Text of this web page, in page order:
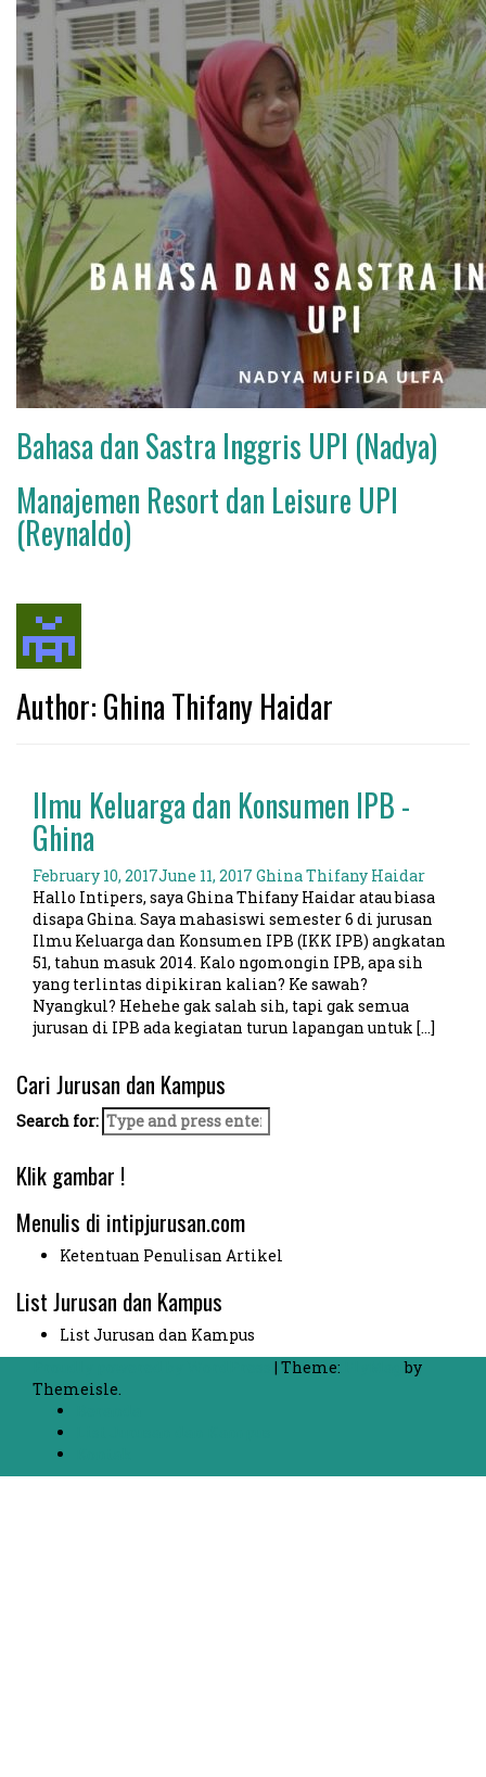
Bahasa dan Sastra Inggris UPI (Nadya)
Manajemen Resort dan Leisure UPI
(Reynaldo)
Author:Ghina Thifany Haidar
Ilmu Keluarga dan Konsumen IPB -
Ghina
February 10, 2017June 11, 2017 Ghina Thifany Haidar
Hallo Intipers, saya Ghina Thifany Haidar atau biasa
disapa Ghina. Saya mahasiswi semester 6 di jurusan
Ilmu Keluarga dan Konsumen IPB (IKK IPB) angkatan
51, tahun masuk 2014. Kalo ngomongin IPB, apa sih
yang terlintas dipikiran kalian? Ke sawah?
Nyangkul? Hehehe gak salah sih, tapi gak semua
jurusan di IPB ada kegiatan turun lapangan untuk […]
Cari Jurusan dan Kampus
Search for:
Klik gambar !
Menulis di intipjurusan.com
Ketentuan Penulisan Artikel
List Jurusan dan Kampus
List Jurusan dan Kampus
| Theme:
by
Themeisle.